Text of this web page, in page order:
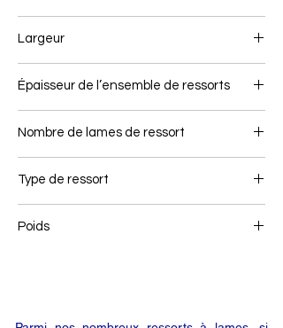
Largeur
Épaisseur de l’ensemble de ressorts
Nombre de lames de ressort
Type de ressort
Poids